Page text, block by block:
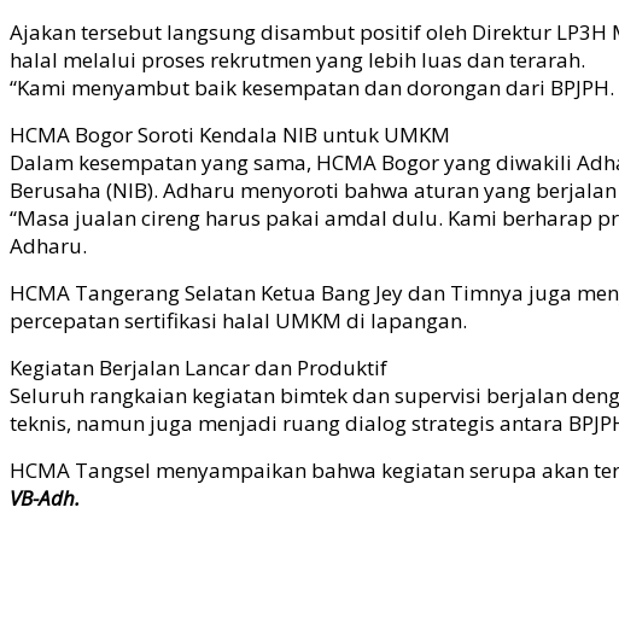
Ajakan tersebut langsung disambut positif oleh Direktur
halal melalui proses rekrutmen yang lebih luas dan terarah.
“Kami menyambut baik kesempatan dan dorongan dari
HCMA Bogor Soroti Kendala NIB untuk UMKM
Dalam kesempatan yang sama, HCMA Bogor yang diwakili
Berusaha (NIB). Adharu menyoroti bahwa aturan yang
“Masa jualan cireng harus pakai amdal dulu. Kami berharap
Adharu.
HCMA Tangerang Selatan Ketua Bang Jey dan Timnya juga
percepatan sertifikasi halal UMKM di lapangan.
Kegiatan Berjalan Lancar dan Produktif
Seluruh rangkaian kegiatan bimtek dan supervisi berjalan
teknis, namun juga menjadi ruang dialog strategis antara
HCMA Tangsel menyampaikan bahwa kegiatan serupa akan
VB-Adh.